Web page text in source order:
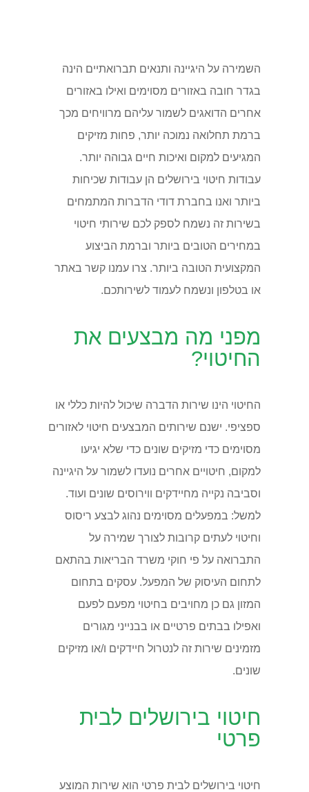
השמירה על היגיינה ותנאים תברואתיים הינה
בגדר חובה באזורים מסוימים ואילו באזורים
אחרים הדואגים לשמור עליהם מרוויחים מכך
ברמת תחלואה נמוכה יותר, פחות מזיקים
המגיעים למקום ואיכות חיים גבוהה יותר.
עבודות חיטוי בירושלים הן עבודות שכיחות
ביותר ואנו בחברת דודי הדברות המתמחים
בשירות זה נשמח לספק לכם שירותי חיטוי
במחירים הטובים ביותר וברמת הביצוע
המקצועית הטובה ביותר. צרו עמנו קשר באתר
או בטלפון ונשמח לעמוד לשירותכם.
מפני מה מבצעים את
החיטוי?
החיטוי הינו שירות הדברה שיכול להיות כללי או
ספציפי. ישנם שירותים המבצעים חיטוי לאזורים
מסוימים כדי מזיקים שונים כדי שלא יגיעו
למקום, חיטויים אחרים נועדו לשמור על היגיינה
וסביבה נקייה מחיידקים ווירוסים שונים ועוד.
למשל: במפעלים מסוימים נהוג לבצע ריסוס
וחיטוי לעתים קרובות לצורך שמירה על
התברואה על פי חוקי משרד הבריאות בהתאם
לתחום העיסוק של המפעל. עסקים בתחום
המזון גם כן מחויבים בחיטוי מפעם לפעם
ואפילו בבתים פרטיים או בבנייני מגורים
מזמינים שירות זה לנטרול חיידקים ו/או מזיקים
שונים.
חיטוי בירושלים לבית
פרטי
חיטוי בירושלים לבית פרטי הוא שירות המוצע